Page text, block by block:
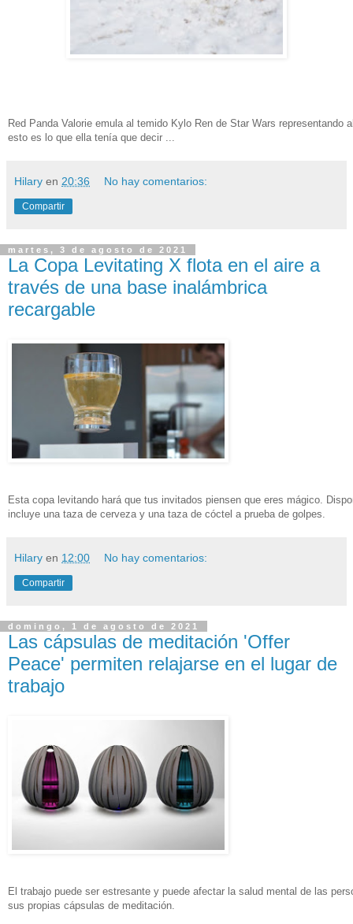
Red Panda Valorie emula al temido Kylo Ren de Star Wars representando
esto es lo que ella tenía que decir ...
Hilary en 20:36 No hay comentarios:
Compartir
martes, 3 de agosto de 2021
La Copa Levitating X flota en el aire a
través de una base inalámbrica
recargable
Esta copa levitando hará que tus invitados piensen que eres mágico.
incluye una taza de cerveza y una taza de cóctel a prueba de golpes.
Hilary en 12:00 No hay comentarios:
Compartir
domingo, 1 de agosto de 2021
Las cápsulas de meditación 'Offer
Peace' permiten relajarse en el lugar de
trabajo
El trabajo puede ser estresante y puede afectar la salud mental de las
sus propias cápsulas de meditación.